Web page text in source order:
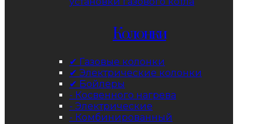
Колонки
✔ Газовые колонки
✔ Электрические колонки
✔ Бойлеры
- Косвенного нагрева
- Электрические
- Комбинированный